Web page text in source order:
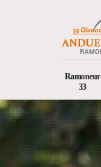
Ramoneur
33